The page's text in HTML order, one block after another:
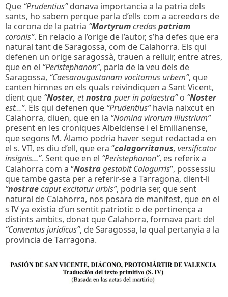
Que “Prudentius”donava importancia a la patria dels
sants, ho sabem perque parla d’ells com a acreedors de
la corona de la patria “Martyrumcredaspatriam
coronis”. En relacio a l’orige de l’autor, s’ha defes que era
natural tant de Saragossa, com de Calahorra. Els qui
defenen un orige saragossà, trauen a relluir, entre atres,
que en el “Peristephanon”, parla de la veu dels de
Saragossa, “Caesaraugustanam vocitamus urbem”, que
canten himnes en els quals reivindiquen a Sant Vicent,
dient que “Noster, etnostrapuer in palaestra”o “Noster
est…”. Els qui defenen que “Prudentius”havia naixcut en
Calahorra, diuen, que en la “Nomina virorum illustrium”
present en les croniques Albeldense i el Emilianense,
que segons M. Álamo podria haver segut redactada en
el s. VII, es diu d’ell, que era “calagorritanus, versificator
insignis…”. Sent que en el “Peristephanon”, es referix a
Calahorra com a “Nostragestabit Calagurris”, possessiu
que tambe gasta per a referir-se a Tarragona, dient-li
“nostraecaput excitatur urbis”, podria ser, que sent
natural de Calahorra, nos posara de manifest, que en el
s IV ya existia d’un sentit patriotic o de pertinença a
distints ambits, donat que Calahorra, formava part del
“Conventus juridicus”, de Saragossa, la qual pertanyia a la
provincia de Tarragona.